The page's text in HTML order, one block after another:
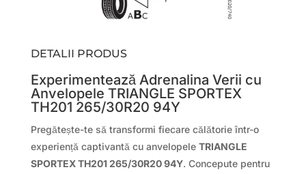
DETALII PRODUS
Experimentează Adrenalina Verii cu
Anvelopele TRIANGLE SPORTEX
TH201 265/30R20 94Y
Pregătește-te să transformi fiecare călătorie într-o
experiență captivantă cu anvelopele TRIANGLE
SPORTEX TH201 265/30R20 94Y. Concepute pentru